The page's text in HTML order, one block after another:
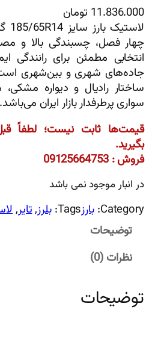
11.836.000 تومان
چهار فصل، چسبندگی بالا و
انتخابی مطمئن برای رانندگی
جاده‌های شهری و بین‌شهری است.
ساختار رادیال و دیواره
سواری پرطرفدار بازار ایران می‌باشد.
قیمت‌ها ثابت نیست؛ لطفاً
بگیرید.
فروش : 09125664753
در انبار موجود نمی باشد
Category: بارزTags: بلرز, تایر,
توضیحات
نظرات (0)
توضیحات